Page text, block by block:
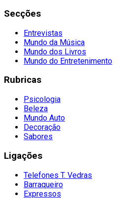
Secções
Entrevistas
Mundo da Música
Mundo dos Livros
Mundo do Entretenimento
Rubricas
Psicologia
Beleza
Mundo Auto
Decoração
Sabores
Ligações
Telefones T. Vedras
Barraqueiro
Expressos